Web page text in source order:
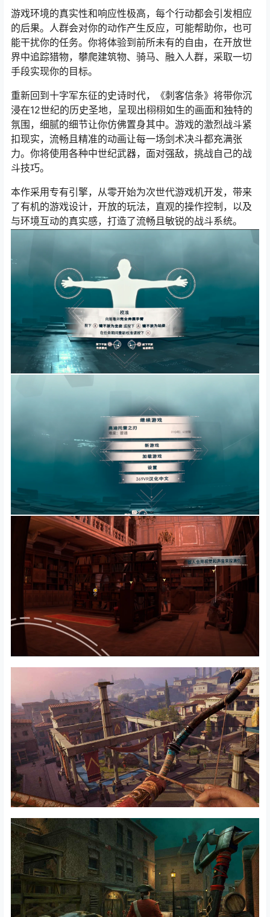
游戏环境的真实性和响应性极高，每个行动都会引发相应
的后果。人群会对你的动作产生反应，可能帮助你，也可
能干扰你的任务。你将体验到前所未有的自由，在开放世
界中追踪猎物，攀爬建筑物、骑马、融入人群，采取一切
手段实现你的目标。
重新回到十字军东征的史诗时代，《刺客信条》将带你沉
浸在12世纪的历史圣地，呈现出栩栩如生的画面和独特的
氛围，细腻的细节让你仿佛置身其中。游戏的激烈战斗紧
扣现实，流畅且精准的动画让每一场剑术决斗都充满张
力。你将使用各种中世纪武器，面对强敌，挑战自己的战
斗技巧。
本作采用专有引擎，从零开始为次世代游戏机开发，带来
了有机的游戏设计，开放的玩法，直观的操作控制，以及
与环境互动的真实感，打造了流畅且敏锐的战斗系统。